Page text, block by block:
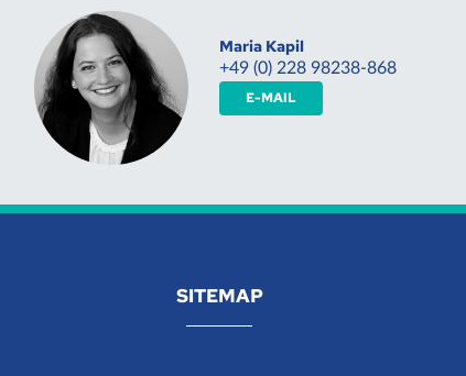
Maria Kapil
+49 (0) 228 98238-868
E-MAIL
SITEMAP